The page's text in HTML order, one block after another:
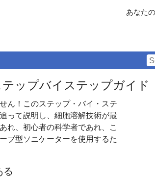
あなた
ップバイステップガイド
ん！このステップ・バイ・ステ
って説明し、細胞溶解技術が最
れ、初心者の科学者であれ、こ
ブ型ソニケーターを使用するた